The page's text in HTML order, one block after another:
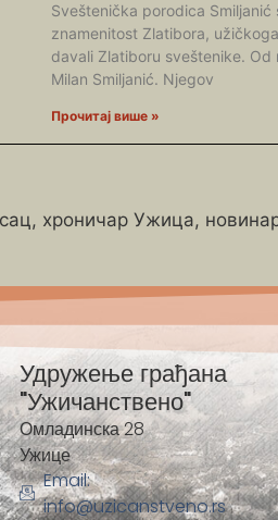
Sveštenička porodica Smiljanić
znamenitost Zlatibora,
davali Zlatiboru sveštenike. Od
Milan Smiljanić. Njegov
Прочитај више »
хроничар Ужица,
Удружење грађана
"Ужичанствено"
Омладинска 28
Ужице
Email:
info@uzicanstveno.rs